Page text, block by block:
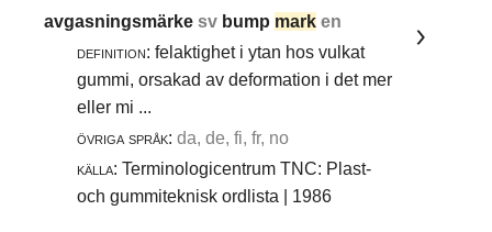
avgasningsmärkesv bump mark en
definition: felaktighet i ytan hos vulkat
gummi, orsakad av deformation i det mer
eller mi ...
övriga språk: da, de, fi, fr, no
källa: Terminologicentrum TNC: Plast-
och gummiteknisk ordlista | 1986